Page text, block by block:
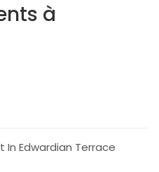
à
In Edwardian Terrace